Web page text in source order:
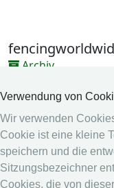
Verwendung von
Wir verwenden
Cookie ist eine kleine
speichern und die
Sitzungsbezeichner
Cookies, die von
Archiv
Online System
Online System
Kalender